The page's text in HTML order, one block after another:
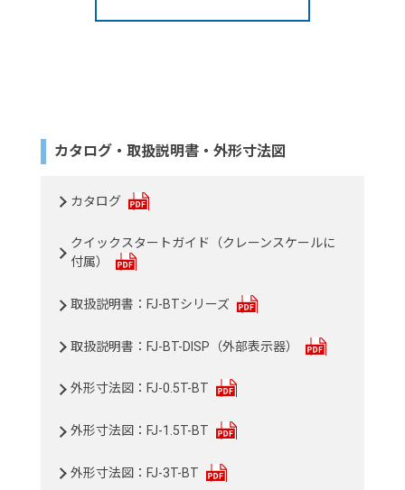
カタログ・取扱説明書・外形寸法図
カタログ
クイックスタートガイド（クレーンスケールに
付属）
取扱説明書：FJ-BTシリーズ
取扱説明書：FJ-BT-DISP（外部表示器）
外形寸法図：FJ-0.5T-BT
外形寸法図：FJ-1.5T-BT
外形寸法図：FJ-3T-BT